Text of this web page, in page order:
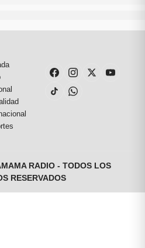
RADIO - TODOS LOS
RESERVADOS